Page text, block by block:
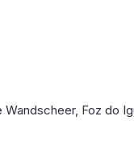
Foz do